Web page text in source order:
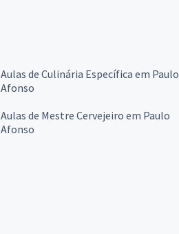
Aulas de Culinária Específica em Paulo
Afonso
Aulas de Mestre Cervejeiro em Paulo
Afonso